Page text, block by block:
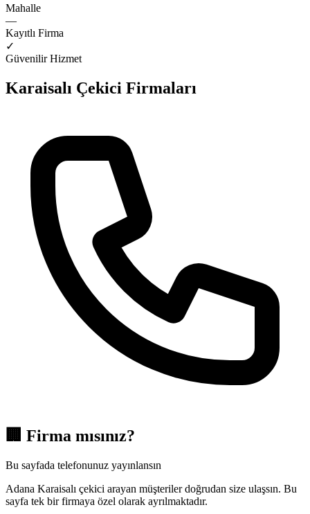
Mahalle
—
Kayıtlı Firma
✓
Güvenilir Hizmet
Karaisalı Çekici Firmaları
🏢 Firma mısınız?
Bu sayfada telefonunuz yayınlansın
Adana Karaisalı çekici arayan müşteriler doğrudan size ulaşsın. Bu
sayfa tek bir firmaya özel olarak ayrılmaktadır.